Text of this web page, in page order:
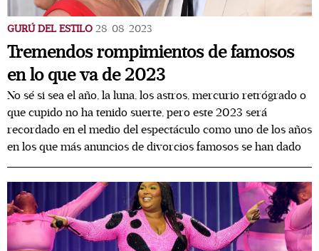
GURÚ DEL ESTILO 28/08/2023
Tremendos rompimientos de famosos
en lo que va de 2023
No sé si sea el año, la luna, los astros, mercurio retrógrado o
que cupido no ha tenido suerte, pero este 2023 será
recordado en el medio del espectáculo como uno de los años
en los que más anuncios de divorcios famosos se han dado